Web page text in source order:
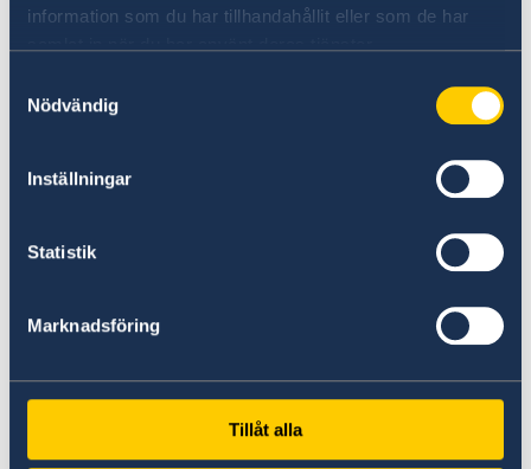
information som du har tillhandahållit eller som de har
Nödvändig
Inställningar
Statistik
Marknadsföring
Tillåt alla
Lagringstider
avidentifieras löpande. De personuppgifter
skilda ändamål. Uppgifterna sparas därför
under olika lång tid beroende på vad de ska
användas till och vilka skyldigheter som gäller
enligt lag.
Offentlighetsprincipen
Utlandsmyndigheterna är statliga myndigheter.
Meddelanden som skickas till
utlandsmyndigheterna blir allmänna